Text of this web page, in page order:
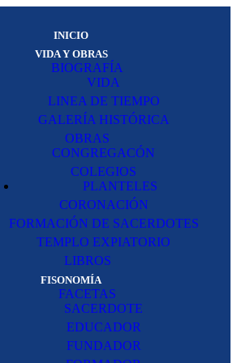
INICIO
VIDA Y OBRAS
BIOGRAFÍA
VIDA
LINEA DE TIEMPO
GALERÍA HISTÓRICA
OBRAS
CONGREGACÓN
COLEGIOS
PLANTELES
CORONACIÓN
FORMACIÓN DE SACERDOTES
TEMPLO EXPIATORIO
LIBROS
FISONOMÍA
FACETAS
SACERDOTE
EDUCADOR
FUNDADOR